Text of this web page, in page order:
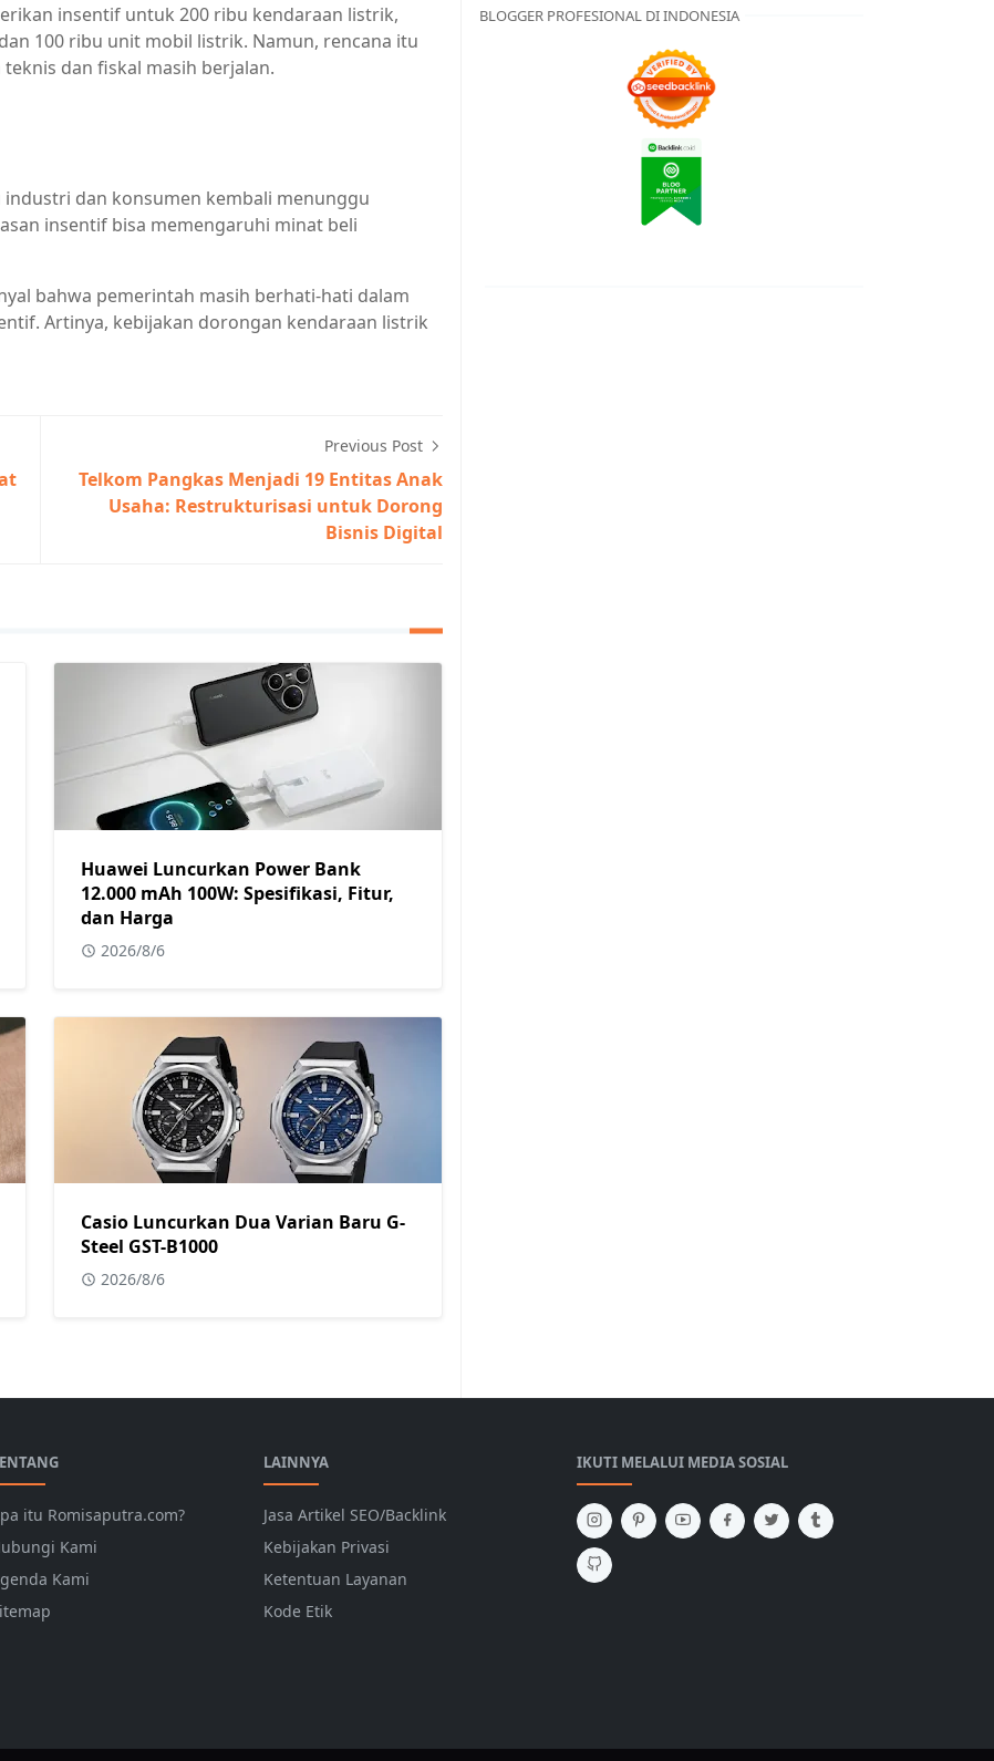
insentif untuk 200 ribu kendaraan listrik,
100 ribu unit mobil listrik. Namun, rencana itu
dan fiskal masih berjalan.
dan konsumen kembali menunggu
insentif bisa memengaruhi minat beli
bahwa pemerintah masih berhati-hati dalam
Artinya, kebijakan dorongan kendaraan listrik
Previous Post
Telkom Pangkas Menjadi 19 Entitas Anak
Usaha: Restrukturisasi untuk Dorong
Bisnis Digital
Huawei Luncurkan Power Bank
12.000 mAh 100W: Spesifikasi, Fitur,
dan Harga
2026/8/6
Casio Luncurkan Dua Varian Baru G-
Steel GST-B1000
2026/8/6
BLOGGER PROFESIONAL DI INDONESIA
itu Romisaputra.com?
Kami
Kami
LAINNYA
Jasa Artikel SEO/Backlink
Kebijakan Privasi
Ketentuan Layanan
Kode Etik
IKUTI MELALUI MEDIA SOSIAL